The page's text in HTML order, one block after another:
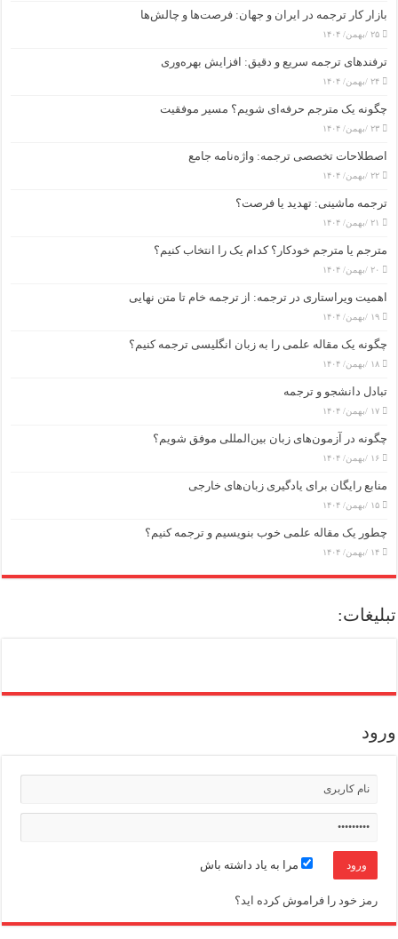
بازار کار ترجمه در ایران و جهان: فرصت‌ها و چالش‌ها
۲۵ /بهمن/ ۱۴۰۴
ترفندهای ترجمه سریع و دقیق: افزایش بهره‌وری
۲۴ /بهمن/ ۱۴۰۴
چگونه یک مترجم حرفه‌ای شویم؟ مسیر موفقیت
۲۳ /بهمن/ ۱۴۰۴
اصطلاحات تخصصی ترجمه: واژه‌نامه جامع
۲۲ /بهمن/ ۱۴۰۴
ترجمه ماشینی: تهدید یا فرصت؟
۲۱ /بهمن/ ۱۴۰۴
مترجم یا مترجم خودکار؟ کدام یک را انتخاب کنیم؟
۲۰ /بهمن/ ۱۴۰۴
اهمیت ویراستاری در ترجمه: از ترجمه خام تا متن نهایی
۱۹ /بهمن/ ۱۴۰۴
چگونه یک مقاله علمی را به زبان انگلیسی ترجمه کنیم؟
۱۸ /بهمن/ ۱۴۰۴
تبادل دانشجو و ترجمه
۱۷ /بهمن/ ۱۴۰۴
چگونه در آزمون‌های زبان بین‌المللی موفق شویم؟
۱۶ /بهمن/ ۱۴۰۴
منابع رایگان برای یادگیری زبان‌های خارجی
۱۵ /بهمن/ ۱۴۰۴
چطور یک مقاله علمی خوب بنویسیم و ترجمه کنیم؟
۱۴ /بهمن/ ۱۴۰۴
تبلیغات:
ورود
مرا به یاد داشته باش
رمز خود را فراموش کرده اید؟